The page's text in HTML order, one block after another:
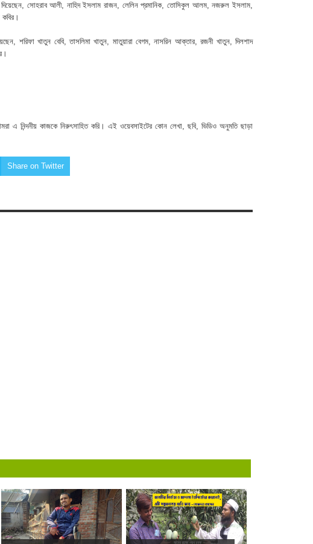
সোহরাব আলী, নাহিদ ইসলাম রাজন, লেলিন প্রমানিক, তোসিকুল আলম, নজরুল ইসলাম,
শরিফা খাতুন বেবি, তাসলিমা খাতুন, মাতুয়ারা বেগম, নাসরিন আক্তার, রজনী খাতুন, দিলশাদ
এ নিন্দনীয় কাজকে নিরুৎসাহিত করি। এই ওয়েবসাইটের কোন লেখা, ছবি, ভিডিও অনুমতি ছাড়া
Share on Twitter